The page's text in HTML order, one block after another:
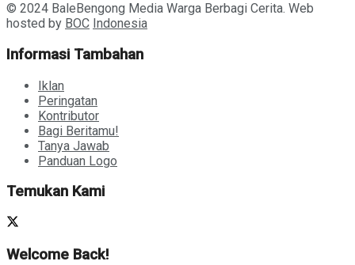
© 2024 BaleBengong Media Warga Berbagi Cerita. Web
hosted by BOC Indonesia
Informasi Tambahan
Iklan
Peringatan
Kontributor
Bagi Beritamu!
Tanya Jawab
Panduan Logo
Temukan Kami
Welcome Back!